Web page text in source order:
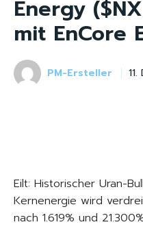
Energy
mit EnCore
PM-Ersteller
Eilt: Historischer Uran-
Kernenergie wird
nach 1.619% und